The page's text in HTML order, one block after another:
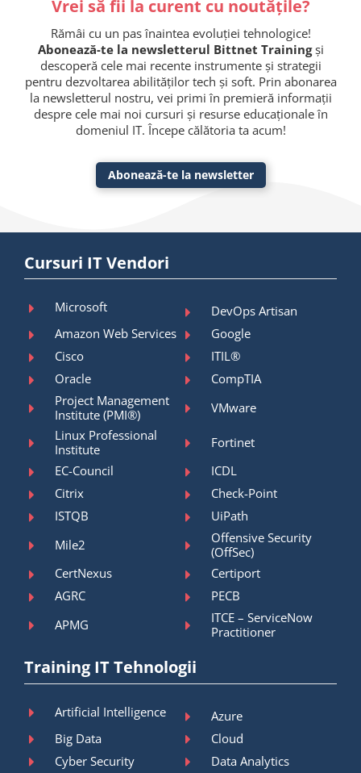
Vrei să fii la curent cu noutățile?
Rămâi cu un pas înaintea evoluției tehnologice!
Abonează-te la newsletterul Bittnet Trainingși
descoperă cele mai recente instrumente și strategii
pentru dezvoltarea abilităților tech și soft. Prin abonarea
la newsletterul nostru, vei primi în premieră informații
despre cele mai noi cursuri și resurse educaționale în
domeniul IT. Începe călătoria ta acum!
Abonează-te la newsletter
Cursuri IT Vendori
Microsoft
DevOps Artisan
Amazon Web Services
Google
Cisco
ITIL®
Oracle
CompTIA
Project Management
Institute (PMI®)
VMware
Linux Professional
Institute
Fortinet
EC-Council
ICDL
Citrix
Check-Point
ISTQB
UiPath
Mile2
Offensive Security
(OffSec)
CertNexus
Certiport
AGRC
PECB
APMG
ITCE – ServiceNow
Practitioner
Training IT Tehnologii
Artificial Intelligence
Azure
Big Data
Cloud
Cyber Security
Data Analytics